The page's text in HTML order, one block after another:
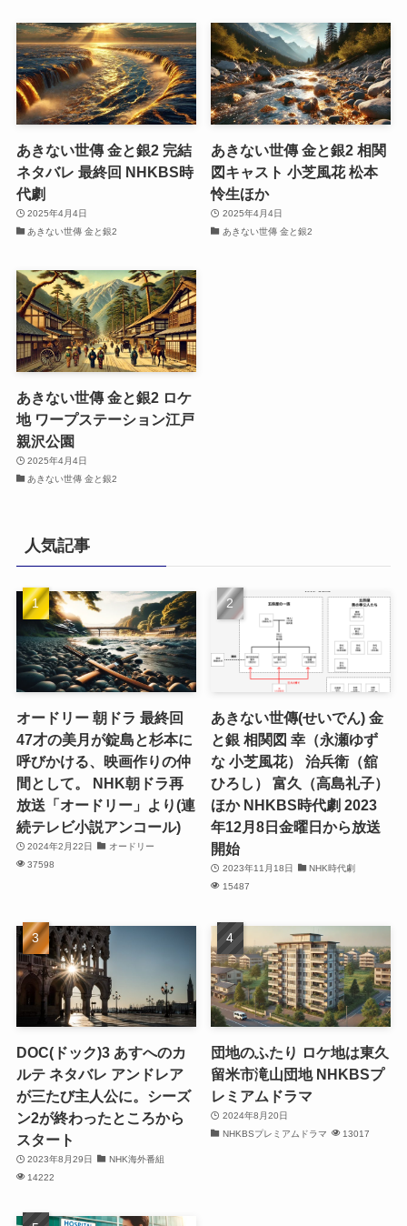
あきない世傳 金と銀2 完結
ネタバレ 最終回 NHKBS時
代劇
2025年4月4日
あきない世傳 金と銀2
あきない世傳 金と銀2 相関
図キャスト 小芝風花 松本
怜生ほか
2025年4月4日
あきない世傳 金と銀2
あきない世傳 金と銀2 ロケ
地 ワープステーション江戸
親沢公園
2025年4月4日
あきない世傳 金と銀2
人気記事
オードリー 朝ドラ 最終回
47才の美月が錠島と杉本に
呼びかける、映画作りの仲
間として。 NHK朝ドラ再
放送「オードリー」より(連
続テレビ小説アンコール)
2024年2月22日
オードリー
37598
あきない世傳(せいでん) 金
と銀 相関図 幸（永瀬ゆず
な 小芝風花） 治兵衛（舘
ひろし） 富久（高島礼子）
ほか NHKBS時代劇 2023
年12月8日金曜日から放送
開始
2023年11月18日
NHK時代劇
15487
DOC(ドック)3 あすへのカ
ルテ ネタバレ アンドレア
が三たび主人公に。シーズ
ン2が終わったところから
スタート
2023年8月29日
NHK海外番組
14222
団地のふたり ロケ地は東久
留米市滝山団地 NHKBSプ
レミアムドラマ
2024年8月20日
NHKBSプレミアムドラマ
13017